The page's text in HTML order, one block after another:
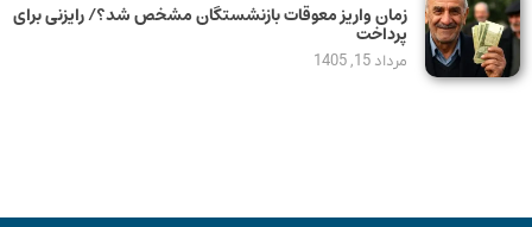
زمان واریز معوقات بازنشستگان مشخص شد؟/ رایزنی برای
پرداخت
مرداد 15, 1405